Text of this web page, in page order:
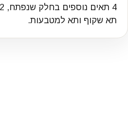
תא שקוף ותא למטבעות.